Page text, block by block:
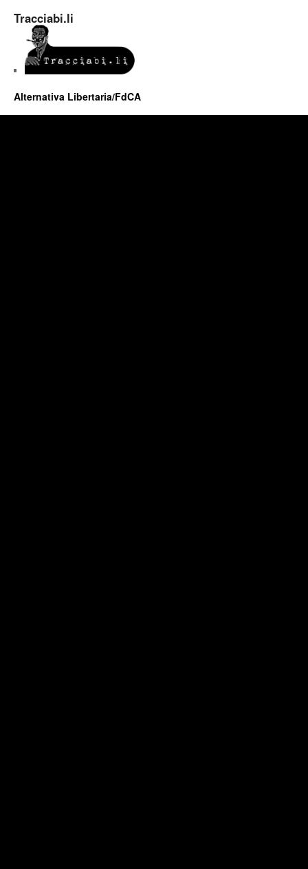
Tracciabi.li
Alternativa Libertaria/FdCA